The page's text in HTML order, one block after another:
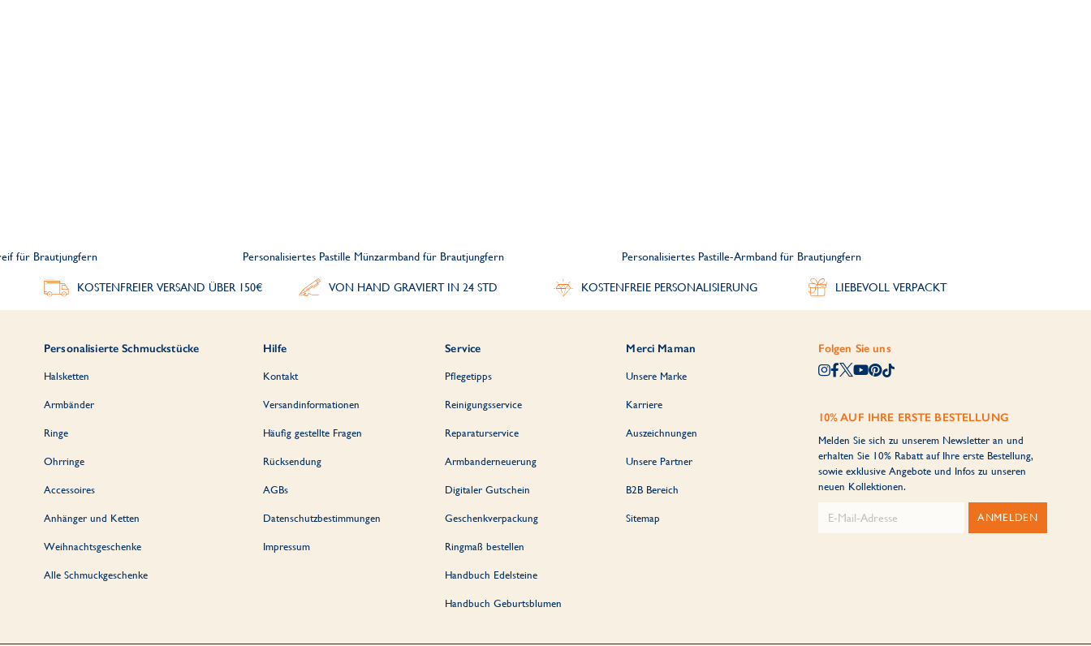
für Brautjungfern Personalisiertes Pastille Münzarmband für Brautjungfern Personalisiertes Pastille-Armband für Brautjungfern
KOSTENFREIER VERSAND ÜBER 150€ VON HAND GRAVIERT IN 24 STD KOSTENFREIE PERSONALISIERUNG LIEBEVOLL VERPACKT
Personalisierte Schmuckstücke
Halsketten
Armbänder
Ringe
Ohrringe
Accessoires
Anhänger und Ketten
Weihnachtsgeschenke
Alle Schmuckgeschenke
Hilfe
Kontakt
Versandinformationen
Häufig gestellte Fragen
Rücksendung
AGBs
Datenschutzbestimmungen
Impressum
Service
Pflegetipps
Reinigungsservice
Reparaturservice
Armbanderneuerung
Digitaler Gutschein
Geschenkverpackung
Ringmaß bestellen
Handbuch Edelsteine
Handbuch Geburtsblumen
Merci Maman
Unsere Marke
Karriere
Auszeichnungen
Unsere Partner
B2B Bereich
Sitemap
Folgen Sie uns
10% AUF IHRE ERSTE BESTELLUNG
Melden Sie sich zu unserem Newsletter an und
erhalten Sie 10% Rabatt auf Ihre erste Bestellung,
sowie exklusive Angebote und Infos zu unseren
neuen Kollektionen.
ANMELDEN